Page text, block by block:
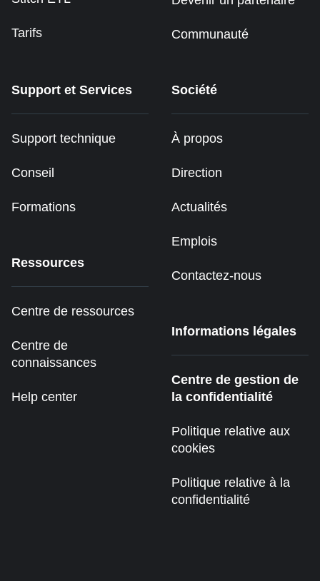
Tarifs Communauté
Support et Services
Support technique
Conseil
Formations
Ressources
Centre de ressources
Centre de
connaissances
Help center
Société
À propos
Direction
Actualités
Emplois
Contactez-nous
Informations légales
Centre de gestion de
la confidentialité
Politique relative aux
cookies
Politique relative à la
confidentialité